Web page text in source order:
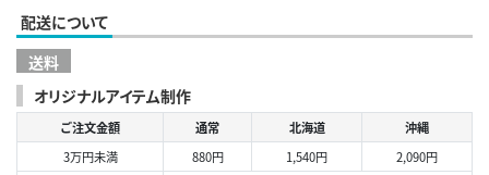
配送について
送料
オリジナルアイテム制作
ご注文金額 通常 北海道
沖縄
3万円未満
880円 1,540円
2,090円